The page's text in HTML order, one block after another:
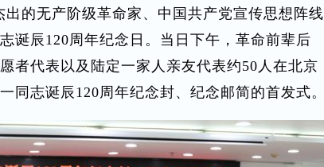
的无产阶级革命家、中国共产党宣传思想阵线
诞辰120周年纪念日。当日下午，革命前辈后
者代表以及陆定一家人亲友代表约50人在北京
同志诞辰120周年纪念封、纪念邮简的首发式。